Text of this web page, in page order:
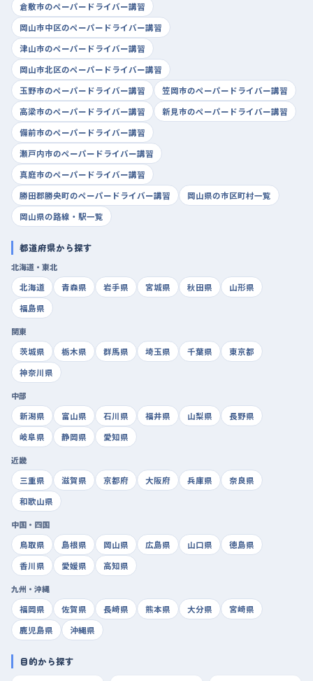
倉敷市のペーパードライバー講習
岡山市中区のペーパードライバー講習
津山市のペーパードライバー講習
岡山市北区のペーパードライバー講習
玉野市のペーパードライバー講習
笠岡市のペーパードライバー講習
高梁市のペーパードライバー講習
新見市のペーパードライバー講習
備前市のペーパードライバー講習
瀬戸内市のペーパードライバー講習
真庭市のペーパードライバー講習
勝田郡勝央町のペーパードライバー講習
岡山県の市区町村一覧
岡山県の路線・駅一覧
都道府県から探す
北海道・東北
北海道
青森県 岩手県 宮城県 秋田県
山形県
福島県
関東
茨城県
栃木県 群馬県 埼玉県 千葉県
東京都
神奈川県
中部
新潟県
富山県 石川県 福井県 山梨県
長野県
岐阜県
静岡県 愛知県
近畿
三重県
滋賀県 京都府 大阪府 兵庫県
奈良県
和歌山県
中国・四国
鳥取県
島根県 岡山県 広島県 山口県
徳島県
香川県
愛媛県 高知県
九州・沖縄
福岡県
佐賀県 長崎県 熊本県 大分県
宮崎県
鹿児島県
沖縄県
目的から探す